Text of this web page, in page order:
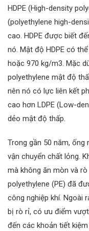
HDPE (High-density
(polyethylene high-
cao. HDPE được biết
nó. Mật độ HDPE có
hoặc 970 kg/m3. Mặc
polyethylene mật độ
nên nó có lực liên kết
cao hơn LDPE (Low-
dẻo mật độ thấp.
Trong gần 50 năm,
vận chuyển chất lỏng.
mà không ăn mòn và
polyethylene (PE) đã
công nghiệp khí. Ngoài
bị rò rỉ, có ưu điểm
đến các khoản tiết